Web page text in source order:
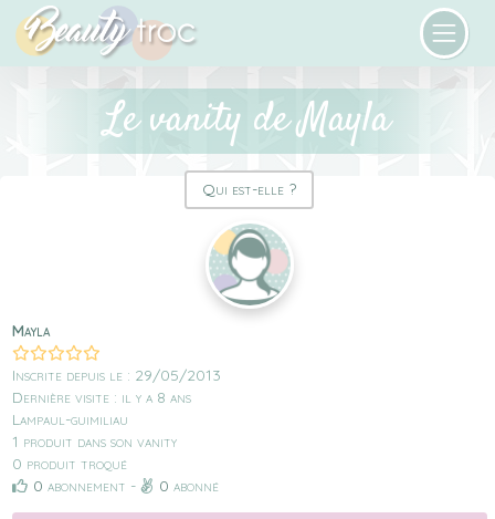
Le vanity de Mayla
Qui est-elle ?
Mayla
Inscrite depuis le : 29/05/2013
Dernière visite : il y a 8 ans
Lampaul-guimiliau
1 produit dans son vanity
0 produit troqué
0 abonnement - 0 abonné